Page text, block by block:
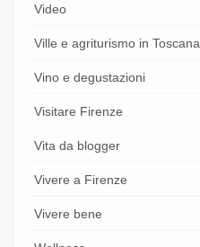
Video
Ville e agriturismo in Toscana
Vino e degustazioni
Visitare Firenze
Vita da blogger
Vivere a Firenze
Vivere bene